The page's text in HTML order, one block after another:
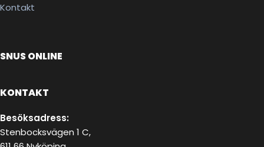
Kontakt
SNUS ONLINE
KONTAKT
Besöksadress:
Stenbocksvägen 1 C,